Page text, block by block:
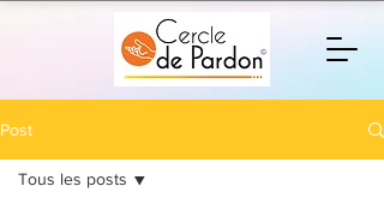
Post
Tous les posts